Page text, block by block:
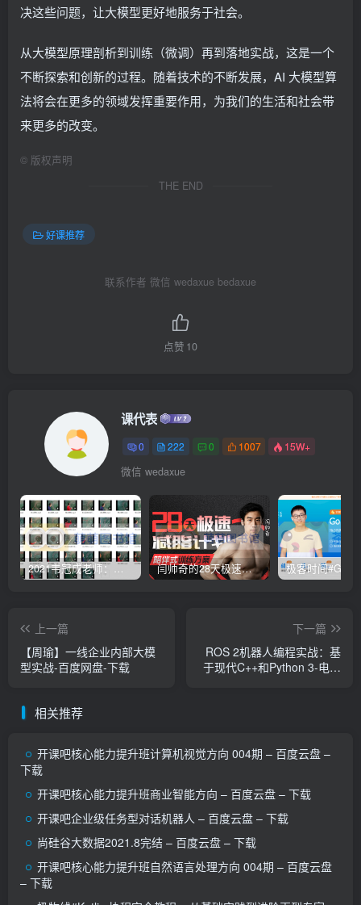
决这些问题，让大模型更好地服务于社会。
从大模型原理剖析到训练（微调）再到落地实战，这是一个
不断探索和创新的过程。随着技术的不断发展，AI 大模型算
法将会在更多的领域发挥重要作用，为我们的生活和社会带
来更多的改变。
© 版权声明
THE END
好课推荐
联系作者 微信 wedaxue bedaxue
点赞 10
课代表
0 222 0 1007 15W+
微信 wedaxue
2021韦冠成老师：韦氏天星风水《秘传二十四山吉凶占断要法》 – 百度云盘 – 下载 闫帅奇的28天极速减脂计划 – 网盘分享 – 下载
上一篇
【周瑜】一线企业内部大模
型实战-百度网盘-下载
下一篇
ROS 2机器人编程实战：基
于现代C++和Python 3-电子
相关推荐
开课吧核心能力提升班计算机视觉方向 004期 – 百度云盘 –
下载
开课吧核心能力提升班商业智能方向 – 百度云盘 – 下载
开课吧企业级任务型对话机器人 – 百度云盘 – 下载
尚硅谷大数据2021.8完结 – 百度云盘 – 下载
开课吧核心能力提升班自然语言处理方向 004期 – 百度云盘
– 下载